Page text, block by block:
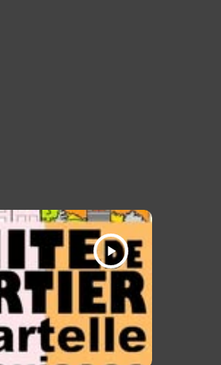
play_arrow